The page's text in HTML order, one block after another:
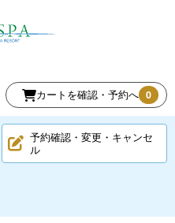
カートを確認・予約へ 0
予約確認・変更・キャンセ
ル